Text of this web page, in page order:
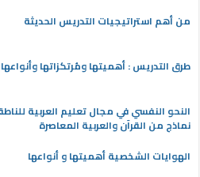
من أهم استراتيجيات التدريس الحديثة
طرق التدريس : أهميتها ومُرتكزاتها وأنواعها
النحو النفسي في مجال تعليم العربية
نماذج من القرآن والعربية المعاصرة
الهوايات الشخصية أهميتها و أنواعها